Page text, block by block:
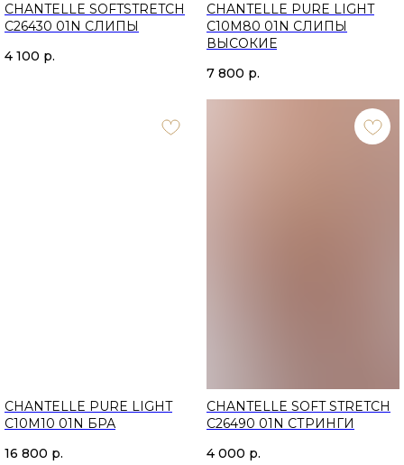
CHANTELLE SOFTSTRETCH
C26430 01N СЛИПЫ
4 100 р.
CHANTELLE PURE LIGHT
C10M80 01N СЛИПЫ
ВЫСОКИЕ
7 800 р.
CHANTELLE PURE LIGHT
C10M10 01N БРА
16 800 р.
CHANTELLE SOFT STRETCH
C26490 01N CТРИНГИ
4 000 р.